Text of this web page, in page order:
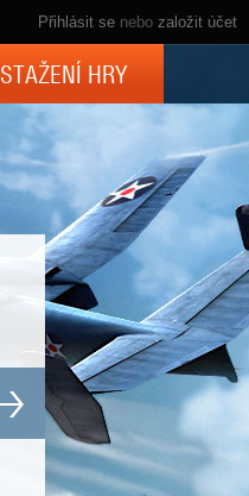
Přihlásit se nebo založit účet
STAŽENÍ HRY